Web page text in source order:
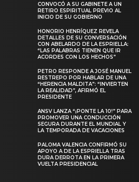
CONVOCÓ A SU GABINETE A UN
RETIRO ESPIRITUAL PREVIO AL
INICIO DE SU GOBIERNO
HONORIO HENRÍQUEZ REVELA
DETALLES DE SU CONVERSACIÓN
CON ABELARDO DE LA ESPRIELLA:
“LAS PALABRAS TIENEN QUE IR
ACORDES CON LOS HECHOS”
PETRO RESPONDE A JOSÉ MANUEL
RESTREPO POR HABLAR DE UNA
“HERENCIA MALDITA”: “INVIERTEN
LA REALIDAD”, AFIRMÓ EL
PRESIDENTE
ANSV LANZA “¡PONTE LA 10!” PARA
PROMOVER UNA CONDUCCIÓN
SEGURA DURANTE EL MUNDIAL Y
LA TEMPORADA DE VACACIONES
PALOMA VALENCIA CONFIRMÓ SU
APOYO A DE LA ESPRIELLA TRAS
DURA DERROTA EN LA PRIMERA
VUELTA PRESIDENCIAL